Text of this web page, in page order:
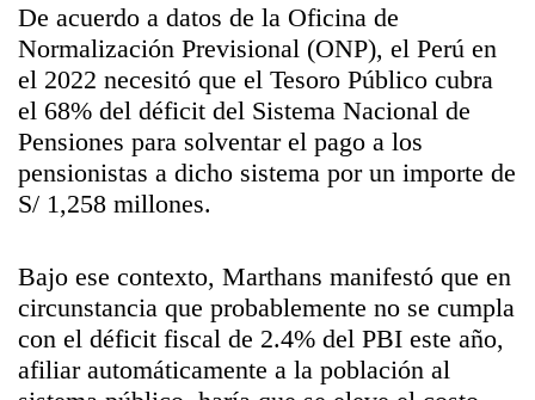
De acuerdo a datos de la Oficina de
Normalización Previsional (ONP), el Perú en
el 2022 necesitó que el Tesoro Público cubra
el 68% del déficit del Sistema Nacional de
Pensiones para solventar el pago a los
pensionistas a dicho sistema por un importe de
S/ 1,258 millones.
Bajo ese contexto, Marthans manifestó que en
circunstancia que probablemente no se cumpla
con el déficit fiscal de 2.4% del PBI este año,
afiliar automáticamente a la población al